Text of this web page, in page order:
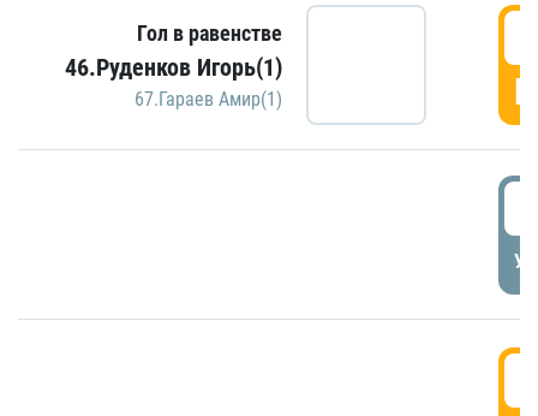
Гол в равенстве
46.Руденков Игорь(1)
67.Гараев Амир(1)